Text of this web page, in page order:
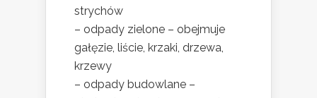
strychów
– odpady zielone – obejmuje
gałęzie, liście, krzaki, drzewa,
krzewy
– odpady budowlane –